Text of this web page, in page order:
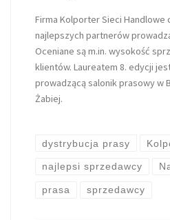
Firma Kolporter Sieci Handlowe
najlepszych partnerów
Oceniane są m.in. wysokość
klientów. Laureatem 8. edycji
prowadzącą salonik prasowy w
Żabiej.
dystrybucja prasy
najlepsi sprzedawcy
prasa sprzedawcy